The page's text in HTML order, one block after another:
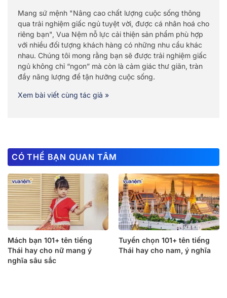
Mang sứ mệnh "Nâng cao chất lượng cuộc sống thông
qua trải nghiệm giấc ngủ tuyệt vời, được cá nhân hoá cho
riêng bạn", Vua Nệm nỗ lực cải thiện sản phẩm phù hợp
với nhiều đối tượng khách hàng có những nhu cầu khác
nhau. Chúng tôi mong rằng bạn sẽ được trải nghiệm giấc
ngủ không chỉ “ngon” mà còn là cảm giác thư giãn, tràn
đầy năng lượng để tận hưởng cuộc sống.
Xem bài viết cùng tác giả »
CÓ THỂ BẠN QUAN TÂM
Mách bạn 101+ tên tiếng
Thái hay cho nữ mang ý
nghĩa sâu sắc
Tuyển chọn 101+ tên tiếng
Thái hay cho nam, ý nghĩa